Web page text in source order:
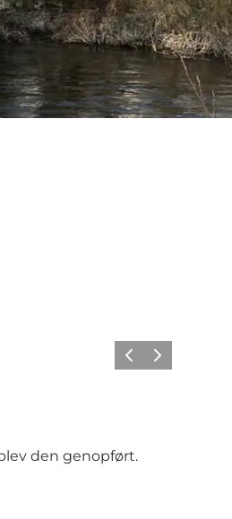
ForrigeNæste
den genopført.